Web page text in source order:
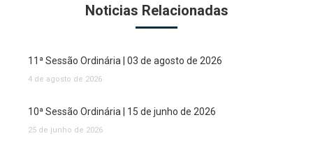
Noticias Relacionadas
11ª Sessão Ordinária | 03 de agosto de 2026
4 de agosto de 2026
10ª Sessão Ordinária | 15 de junho de 2026
25 de junho de 2026